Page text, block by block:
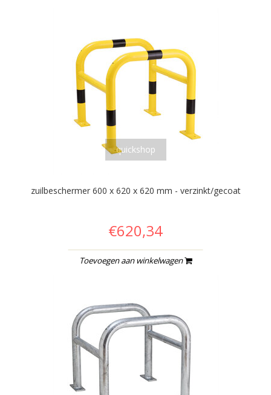
quickshop
zuilbeschermer 600 x 620 x 620 mm - verzinkt/gecoat
€620,34
Toevoegen aan winkelwagen